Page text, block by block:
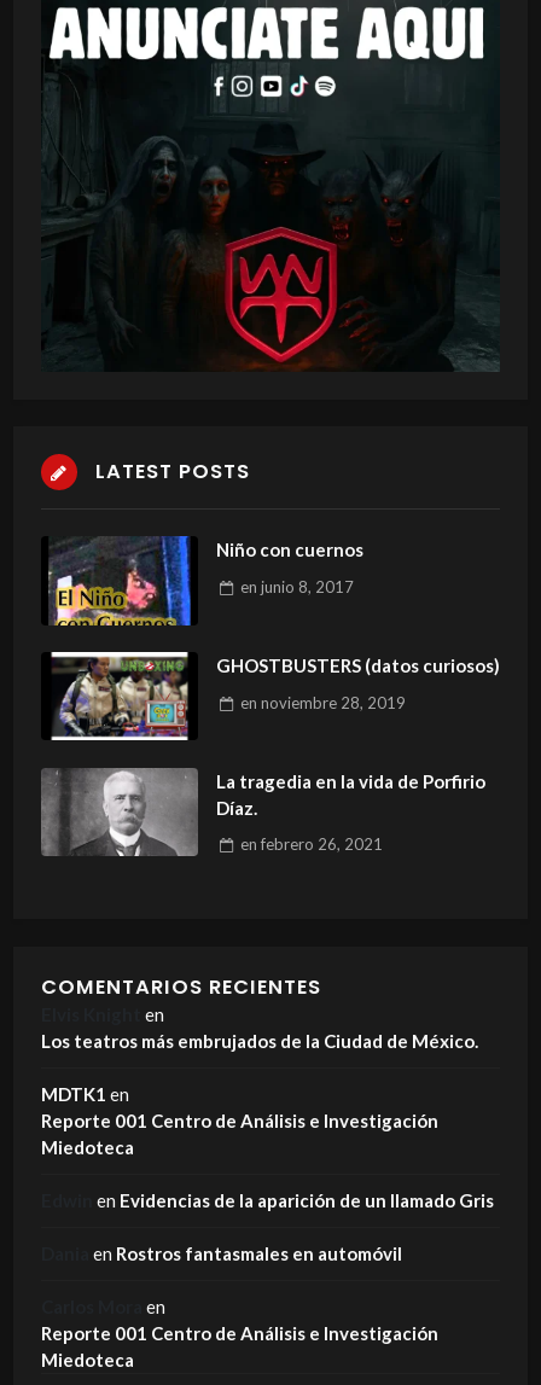
LATEST POSTS
Niño con cuernos
en junio 8, 2017
GHOSTBUSTERS (datos curiosos)
en noviembre 28, 2019
La tragedia en la vida de Porfirio
Díaz.
en febrero 26, 2021
COMENTARIOS RECIENTES
en
Los teatros más embrujados de la Ciudad de México.
MDTK1 en
Reporte 001 Centro de Análisis e Investigación
Miedoteca
en Evidencias de la aparición de un llamado Gris
en Rostros fantasmales en automóvil
en
Reporte 001 Centro de Análisis e Investigación
Miedoteca